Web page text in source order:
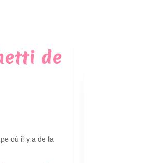
de
où il y a de la